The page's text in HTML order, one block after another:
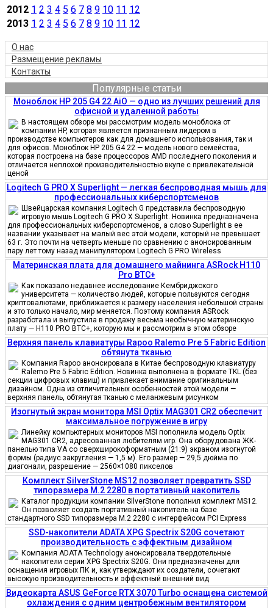
2012 1 2 3 4 5 6 7 8 9 10 11 12
2013 1 2 3 4 5 6 7 8 9 10 11 12
О нас
Размещение рекламы
Контакты
Популярные статьи
Моноблок HP 205 G4 22 AiO — одно из лучших решений для
офисной и удаленной работы
В настоящем обзоре мы рассмотрим модель моноблока от
компании HP, которая является признанным лидером в
производстве компьютеров как для домашнего использования, так и
для офисов. Моноблок HP 205 G4 22 — модель нового семейства,
которая построена на базе процессоров AMD последнего поколения и
отличается неплохой производительностью вкупе с привлекательной
ценой
Logitech G PRO X Superlight — легкая беспроводная мышь для
профессиональных киберспортсменов
Швейцарская компания Logitech G представила беспроводную
игровую мышь Logitech G PRO X Superlight. Новинка предназначена
для профессиональных киберспортсменов, а слово Superlight в ее
названии указывает на малый вес этой модели, который не превышает
63 г. Это почти на четверть меньше по сравнению с анонсированным
пару лет тому назад манипулятором Logitech G PRO Wireless
Материнская плата для домашнего майнинга ASRock H110
Pro BTC+
Как показало недавнее исследование Кембриджского
университета — количество людей, которые пользуются сегодня
криптовалютами, приближается к размеру населения небольшой страны
и это только начало, мир меняется. Поэтому компания ASRock
разработала и выпустила в продажу весьма необычную материнскую
плату — H110 PRO BTC+, которую мы и рассмотрим в этом обзоре
Верхняя панель клавиатуры Rapoo Ralemo Pre 5 Fabric Edition
обтянута тканью
Компания Rapoo анонсировала в Китае беспроводную клавиатуру
Ralemo Pre 5 Fabric Edition. Новинка выполнена в формате TKL (без
секции цифровых клавиш) и привлекает внимание оригинальным
дизайном. Одна из отличительных особенностей этой модели —
верхняя панель, обтянутая тканью с меланжевым рисунком
Изогнутый экран монитора MSI Optix MAG301 CR2 обеспечит
максимальное погружение в игру
Линейку компьютерных мониторов MSI пополнила модель Optix
MAG301 CR2, адресованная любителям игр. Она оборудована ЖК-
панелью типа VA со сверхширокоформатным (21:9) экраном изогнутой
формы (радиус закругления — 1,5 м). Его размер — 29,5 дюйма по
диагонали, разрешение — 2560×1080 пикселов
Комплект SilverStone MS12 позволяет превратить SSD
типоразмера M.2 2280 в портативный накопитель
Каталог продукции компании SilverStone пополнил комплект MS12.
Он позволяет создать портативный накопитель на базе
стандартного SSD типоразмера M.2 2280 с интерфейсом PCI Express
SSD-накопители ADATA XPG Spectrix S20G сочетают
производительность с эффектным дизайном
Компания ADATA Technology анонсировала твердотельные
накопители серии XPG Spectrix S20G. Они предназначены для
оснащения игровых ПК и, как утверждают их создатели, сочетают
высокую производительность и эффектный внешний вид
Видеокарта ASUS GeForce RTX 3070 Turbo оснащена системой
охлаждения с одним центробежным вентилятором